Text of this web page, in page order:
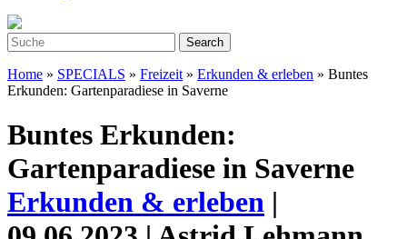
Home » SPECIALS » Freizeit » Erkunden & erleben » Buntes
Erkunden: Gartenparadiese in Saverne
Buntes Erkunden:
Gartenparadiese in Saverne
Erkunden & erleben |